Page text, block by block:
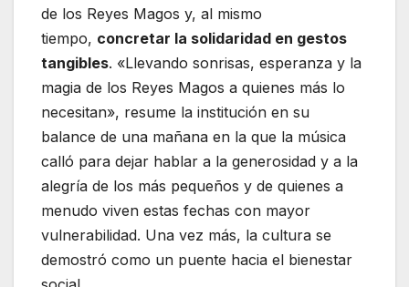
de los Reyes Magos y, al mismo
tiempo, concretar la solidaridad en gestos
tangibles. «Llevando sonrisas, esperanza y la
magia de los Reyes Magos a quienes más lo
necesitan», resume la institución en su
balance de una mañana en la que la música
calló para dejar hablar a la generosidad y a la
alegría de los más pequeños y de quienes a
menudo viven estas fechas con mayor
vulnerabilidad. Una vez más, la cultura se
demostró como un puente hacia el bienestar